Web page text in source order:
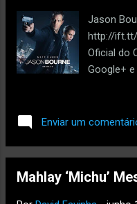
Jason
http://ift.tt/
Oficial do
Google+
Enviar um
Mahlay ‘Michu’